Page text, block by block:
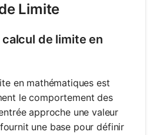
Limite
de limite en
en mathématiques est
le comportement des
approche une valeur
une base pour définir